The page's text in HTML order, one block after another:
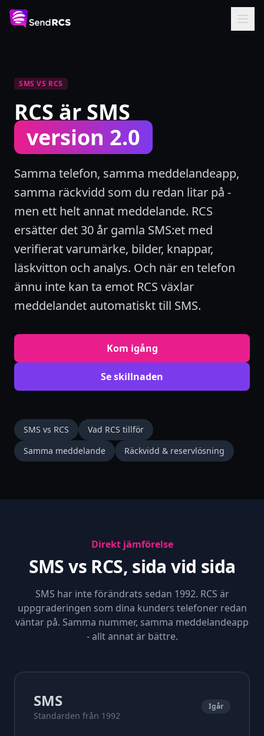
SMS VS RCS
RCS är SMS
version 2.0
Samma telefon, samma meddelandeapp,
samma räckvidd som du redan litar på -
men ett helt annat meddelande. RCS
ersätter det 30 år gamla SMS:et med
verifierat varumärke, bilder, knappar,
läskvitton och analys. Och när en telefon
ännu inte kan ta emot RCS växlar
meddelandet automatiskt till SMS.
Kom igång
Se skillnaden
SMS vs RCS
Vad RCS tillför
Samma meddelande
Räckvidd & reservlösning
Direkt jämförelse
SMS vs RCS, sida vid sida
SMS har inte förändrats sedan 1992. RCS är
uppgraderingen som dina kunders telefoner redan
väntar på. Samma nummer, samma meddelandeapp
- allt annat är bättre.
SMS
Standarden från 1992
Igår